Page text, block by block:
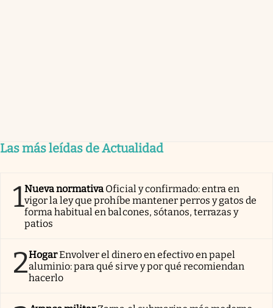
Las más leídas de Actualidad
1Nueva normativa Oficial y confirmado: entra en
vigor la ley que prohíbe mantener perros y gatos de
forma habitual en balcones, sótanos, terrazas y
patios
2HogarEnvolver el dinero en efectivo en papel
aluminio: para qué sirve y por qué recomiendan
hacerlo